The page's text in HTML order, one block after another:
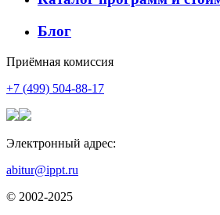
Блог
Приёмная комиссия
+7 (499) 504-88-17
Электронный адрес:
abitur@ippt.ru
© 2002-2025